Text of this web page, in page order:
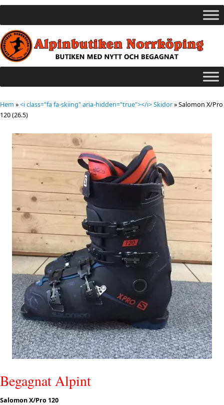
Hem »<i class="fa fa-skiing" aria-hidden="true"></i> Skidor»Salomon X/Pro
120 (26.5)
Begagnat Alpint
Salomon X/Pro 120